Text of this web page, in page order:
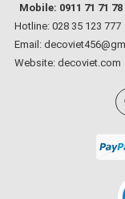
Mobile: 0911 71 71 78
Hotline: 028 35 123 777
Email:
Website: decoviet.com